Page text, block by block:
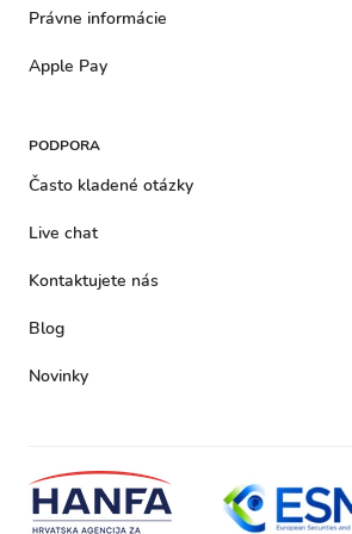
Právne informácie
Apple Pay
PODPORA
Často kladené otázky
Live chat
Kontaktujete nás
Blog
Novinky